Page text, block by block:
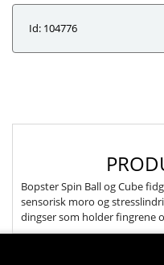
Id: 104776
Bopster Spin Ball og Cube
sensorisk moro og
dingser som holder fingrene